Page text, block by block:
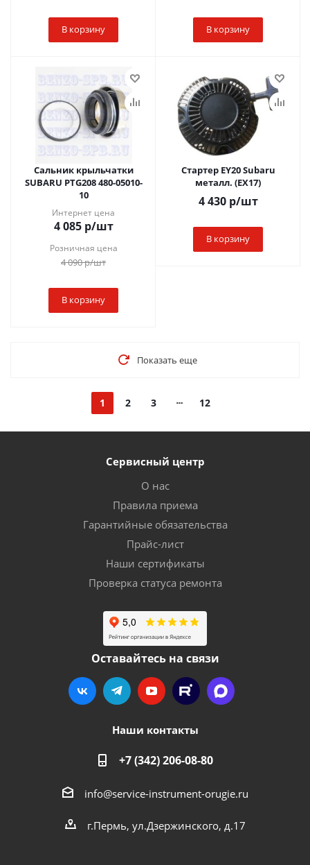
В корзину В корзину
Сальник крыльчатки
SUBARU PTG208 480-05010-
10
Интернет цена
4 085р/шт
Розничная цена
4 090р/шт
В корзину
Стартер EY20 Subaru
металл. (EX17)
4 430р/шт
В корзину
Показать еще
1 2 3 12
Сервисный центр
О нас
Правила приема
Гарантийные обязательства
Прайс-лист
Наши сертификаты
Проверка статуса ремонта
Оставайтесь на связи
Наши контакты
+7 (342) 206-08-80
info@service-instrument-orugie.ru
г.Пермь, ул.Дзержинского, д.17